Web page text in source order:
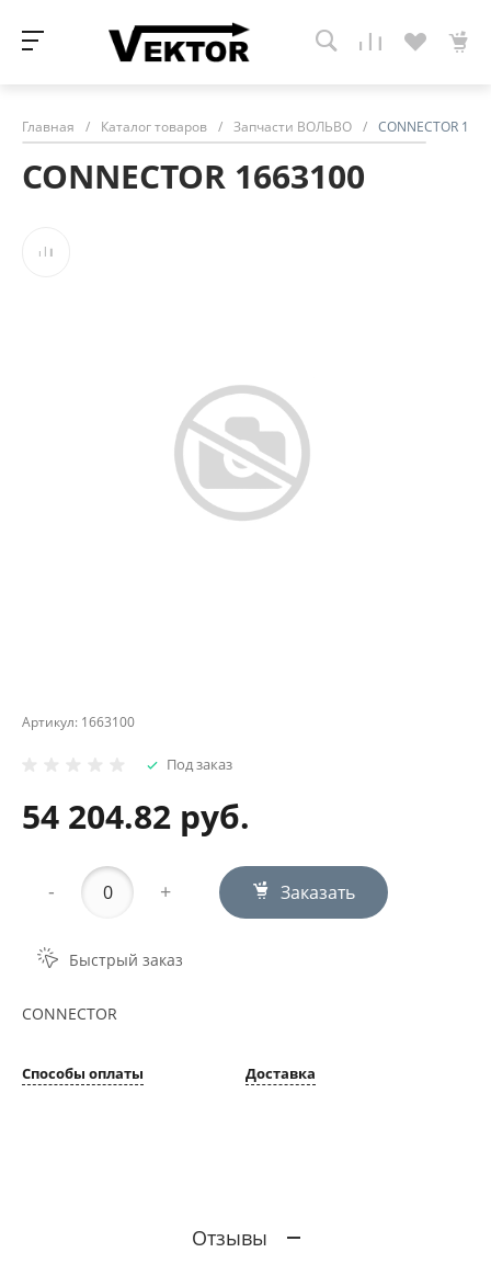
Главная / Каталог товаров / Запчасти ВОЛЬВО / CONNECTOR
CONNECTOR 1663100
Артикул: 1663100
Под заказ
54 204.82 руб.
- + Заказать
Быстрый заказ
CONNECTOR
Способы оплаты Доставка
Отзывы